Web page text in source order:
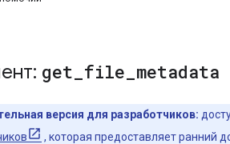
get file metadata
версия для разработчиков:
, которая предоставляет ранний